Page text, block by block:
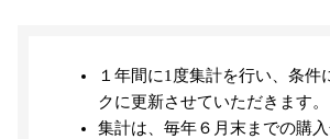
１年間に1度集計を行い、条件
クに更新させていただきます。
集計は、毎年６月末までの購